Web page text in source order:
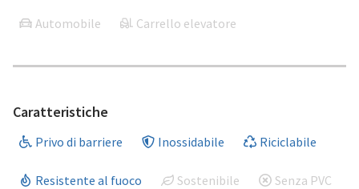
Automobile Carrello elevatore
Caratteristiche
Privo di barriere Inossidabile Riciclabile
Resistente al fuoco Sostenibile Senza PVC